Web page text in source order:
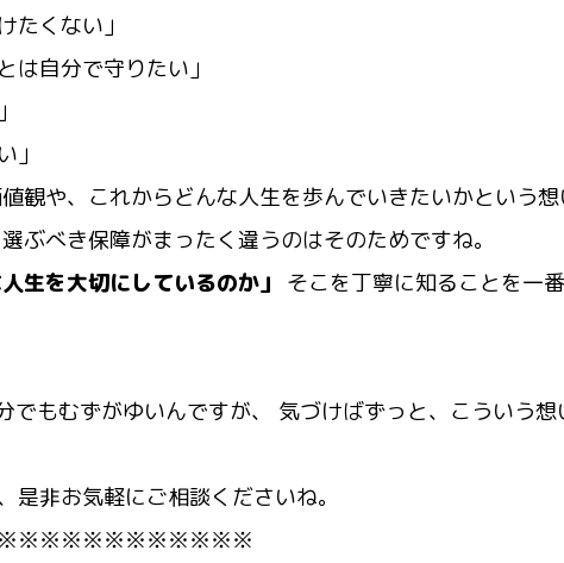
くない」
自分で守りたい」
」
観や、これからどんな人生を歩んでいきたいかという
ぶべき保障がまったく違うのはそのためですね。
生を大切にしているのか」 そこを丁寧に知ることを一
もむずがゆいんですが、 気づけばずっと、こういう想
非お気軽にご相談くださいね。